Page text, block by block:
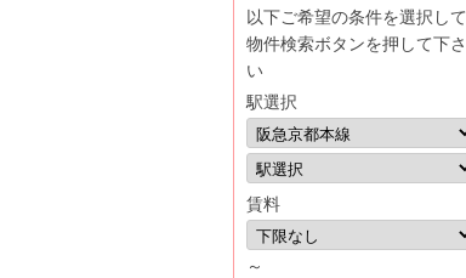
株
式
会
社
以下ご希望の条件を選択して
物件検索ボタンを押して下さ
い
駅選択
賃料
～